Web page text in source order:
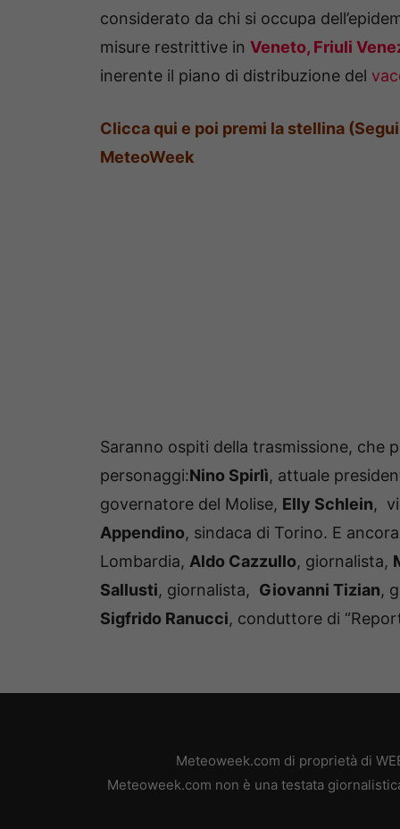
considerato da chi si occupa
misure restrittive in Veneto, Friuli
inerente il piano di distribuzione del
Clicca qui e poi premi la stellina
MeteoWeek
Saranno ospiti della trasmissione, che
personaggi:Nino Spirlì, attuale
governatore del Molise, Elly Schlein,
Appendino, sindaca di Torino. E ancora
Lombardia, Aldo Cazzullo, giornalista,
Sallusti, giornalista, Giovanni Tizian,
Sigfrido Ranucci, conduttore di
Meteoweek.com di proprietà di
Meteoweek.com non è una testata